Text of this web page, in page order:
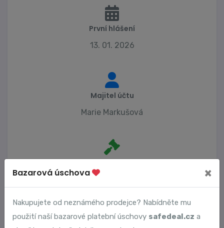
První hlášení
13. 01. 2026
Majitel účtu
Marie Markušová
Bazarová úschova ×
Nakupujete od neznámého prodejce? Nabídněte mu
použití naší bazarové platební úschovy safedeal.cz a